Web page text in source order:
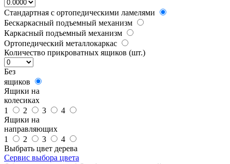
Стандартная с ортопедическими ламелями
Бескаркасный подъемный механизм
Каркасный подъемный механизм
Ортопедический металлокаркас
Количество прикроватных ящиков (шт.)
Без
ящиков
Ящики на
колесиках
1
2 3
4
Ящики на
направляющих
1
2 3
4
Выбрать цвет дерева
Сервис выбора цвета